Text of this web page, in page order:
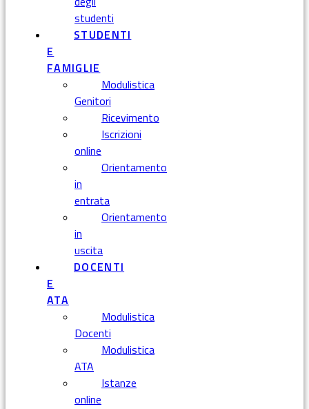
studenti
STUDENTI
E
FAMIGLIE
Modulistica
Genitori
Ricevimento
Iscrizioni
online
Orientamento
in
entrata
Orientamento
in
uscita
DOCENTI
E
ATA
Modulistica
Docenti
Modulistica
ATA
Istanze
online